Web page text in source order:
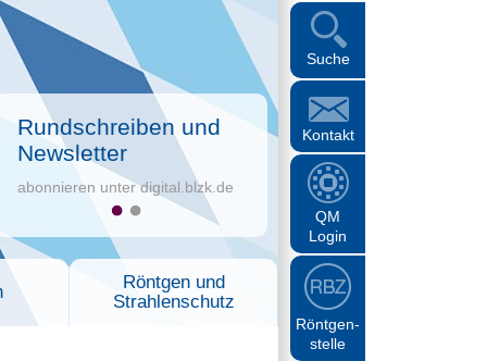
Suche
Kontakt
QM
Login
Röntgen-
stelle
Rundschreiben und
Newsletter
abonnieren unter digital.blzk.de
Röntgen und
Strahlenschutz